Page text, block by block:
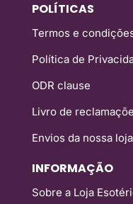
POLÍTICAS
Termos e
Política de
ODR clause
Livro de
Envios da nossa
INFORMAÇÃO
Sobre a Loja